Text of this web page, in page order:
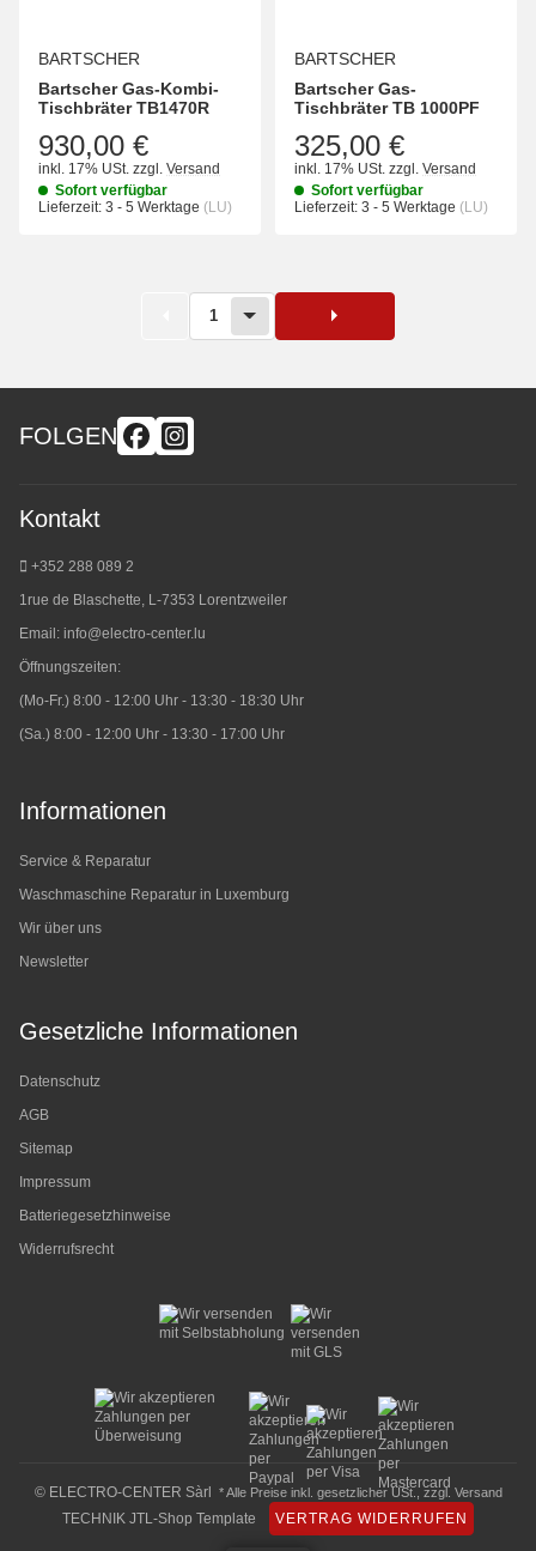
BARTSCHER
Bartscher Gas-Kombi-
Tischbräter TB1470R
930,00 €
inkl. 17% USt. zzgl. Versand
Sofort verfügbar
Lieferzeit: 3 - 5 Werktage (LU)
BARTSCHER
Bartscher Gas-
Tischbräter TB 1000PF
325,00 €
inkl. 17% USt. zzgl. Versand
Sofort verfügbar
Lieferzeit: 3 - 5 Werktage (LU)
1
FOLGEN
Kontakt
+352 288 089 2
1rue de Blaschette, L-7353 Lorentzweiler
Email: info@electro-center.lu
Öffnungszeiten:
(Mo-Fr.) 8:00 - 12:00 Uhr - 13:30 - 18:30 Uhr
(Sa.) 8:00 - 12:00 Uhr - 13:30 - 17:00 Uhr
Informationen
Service & Reparatur
Waschmaschine Reparatur in Luxemburg
Wir über uns
Newsletter
Gesetzliche Informationen
Datenschutz
AGB
Sitemap
Impressum
Batteriegesetzhinweise
Widerrufsrecht
© ELECTRO-CENTER Sàrl * Alle Preise inkl. gesetzlicher USt., zzgl. Versand
TECHNIK JTL-Shop Template VERTRAG WIDERRUFEN